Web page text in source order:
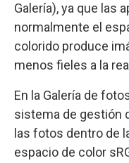
Galería), ya que las
normalmente el
colorido produce
menos fieles a la
En la Galería de
sistema de gestión
las fotos dentro de
espacio de color